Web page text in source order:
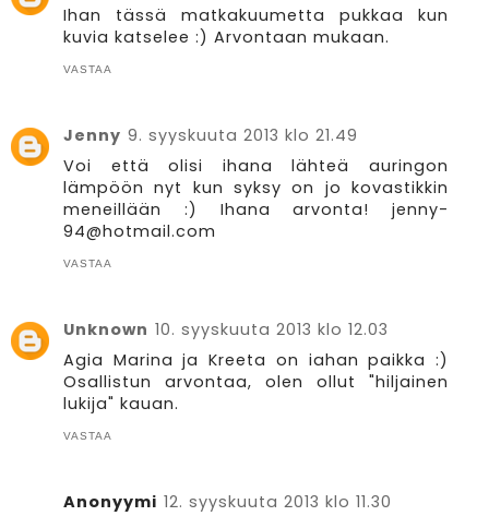
Ihan tässä matkakuumetta pukkaa kun
kuvia katselee :) Arvontaan mukaan.
VASTAA
Jenny 9. syyskuuta 2013 klo 21.49
Voi että olisi ihana lähteä auringon
lämpöön nyt kun syksy on jo kovastikkin
meneillään :) Ihana arvonta! jenny-
94@hotmail.com
VASTAA
Unknown 10. syyskuuta 2013 klo 12.03
Agia Marina ja Kreeta on iahan paikka :)
Osallistun arvontaa, olen ollut "hiljainen
lukija" kauan.
VASTAA
Anonyymi 12. syyskuuta 2013 klo 11.30